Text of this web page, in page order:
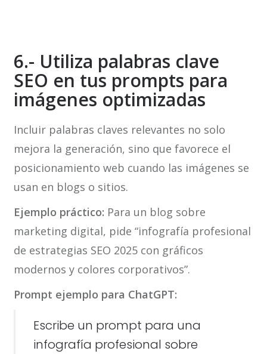
6.- Utiliza palabras clave
SEO en tus prompts para
imágenes optimizadas
Incluir palabras claves relevantes no solo
mejora la generación, sino que favorece el
posicionamiento web cuando las imágenes se
usan en blogs o sitios.
Ejemplo práctico: Para un blog sobre
marketing digital, pide “infografía profesional
de estrategias SEO 2025 con gráficos
modernos y colores corporativos”.
Prompt ejemplo para ChatGPT:
Escribe un prompt para una
infografía profesional sobre